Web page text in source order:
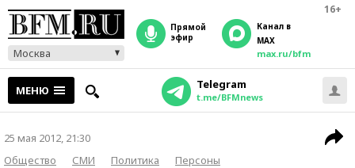
16+
Москва
прямой
эфир
Канал в
MAX
max.ru/bfm
МЕНЮ Telegram
t.me/BFMnews
25 мая 2012, 21:30
Общество
СМИ Политика Персоны